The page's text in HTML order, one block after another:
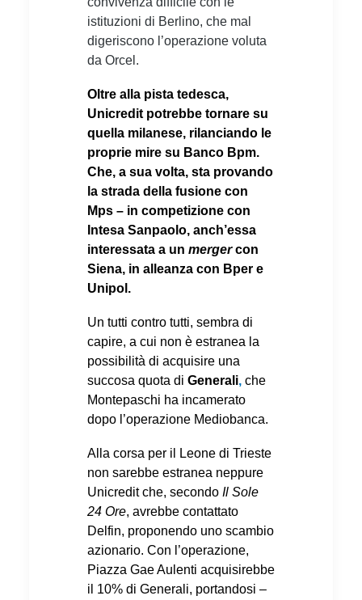
istituzioni di Berlino, che mal
digeriscono l’operazione voluta
da Orcel.
Oltre alla pista tedesca,
Unicredit potrebbe tornare su
quella milanese, rilanciando le
proprie mire su Banco Bpm.
Che, a sua volta, sta provando
la strada della fusione con
Mps – in competizione con
Intesa Sanpaolo, anch’essa
interessata a un mergercon
Siena, in alleanza con Bper e
Unipol.
Un tutti contro tutti, sembra di
capire, a cui non è estranea la
possibilità di acquisire una
succosa quota di Generali, che
Montepaschi ha incamerato
dopo l’operazione Mediobanca.
Alla corsa per il Leone di Trieste
non sarebbe estranea neppure
Unicredit che, secondo Il Sole
24 Ore, avrebbe contattato
Delfin, proponendo uno scambio
azionario. Con l’operazione,
Piazza Gae Aulenti acquisirebbe
il 10% di Generali, portandosi –